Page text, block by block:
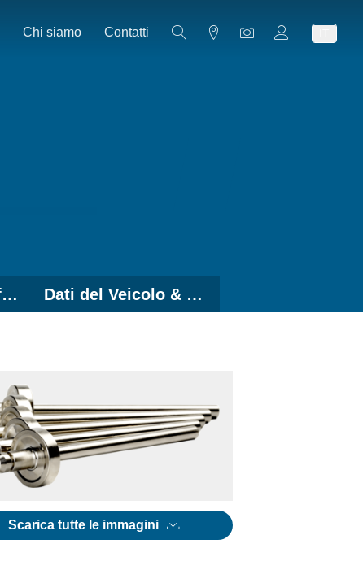
Chi siamo Contatti
Soluzioni con Graffe Ruota Dati del Veicolo & Software
Scarica tutte le immagini